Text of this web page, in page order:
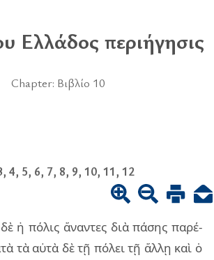
Ελλάδος περιήγησις
Chapter: Βιβλίο 10
4, 5, 6, 7, 8, 9, 10, 11, 12
ἡ πό­λις ἄναν­τες διὰ πά­σης πα­ρέ­
τὰ αὐτὰ δὲ τῇ πό­λει τῇ ἄλλῃ καὶ ὁ